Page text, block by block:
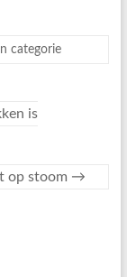
categorie
is
op stoom →